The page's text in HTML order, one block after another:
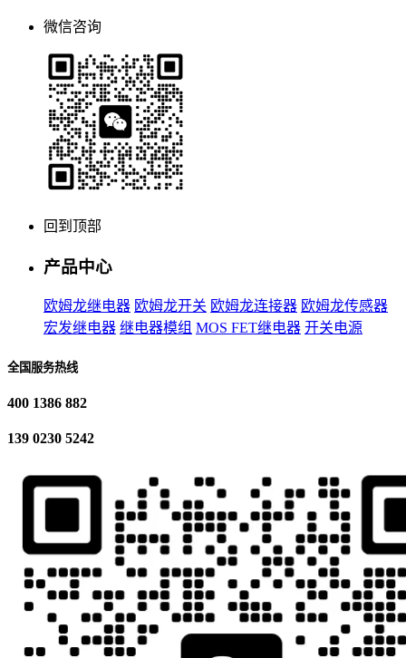
微信咨询
回到顶部
产品中心
欧姆龙继电器 欧姆龙开关 欧姆龙连接器 欧姆龙传感器
宏发继电器 继电器模组 MOS FET继电器 开关电源
全国服务热线
400 1386 882
139 0230 5242